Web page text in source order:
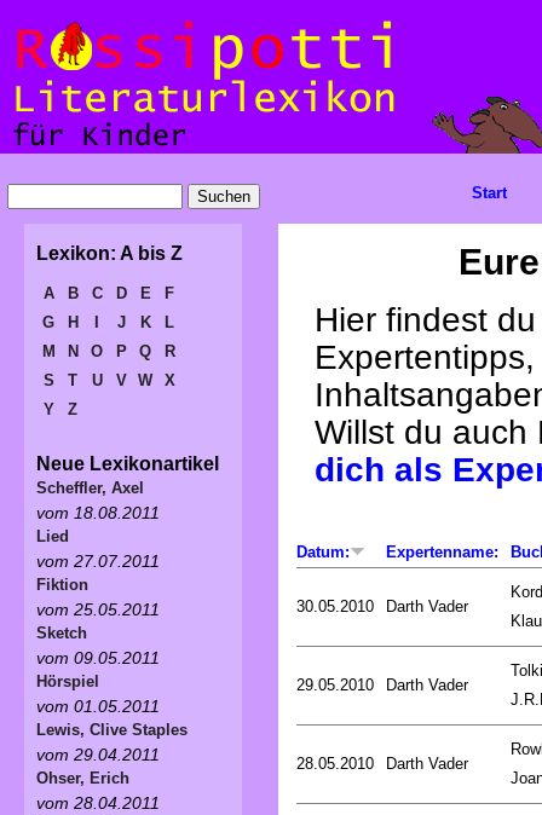
Hier findest
Willst du
dich als
Datum: Expertenname:
30.05.2010 Darth Vader
29.05.2010 Darth Vader
28.05.2010 Darth Vader
Start
Lexikon: A bis Z
A B C D E
F
G
H J K
L
M
N O P Q
R
S
T U V W
X
Y
Z
Neue Lexikonartikel
Scheffler, Axel
vom 18.08.2011
Lied
vom 27.07.2011
Fiktion
vom 25.05.2011
Sketch
vom 09.05.2011
Hörspiel
vom 01.05.2011
Lewis, Clive Staples
vom 29.04.2011
Ohser, Erich
vom 28.04.2011